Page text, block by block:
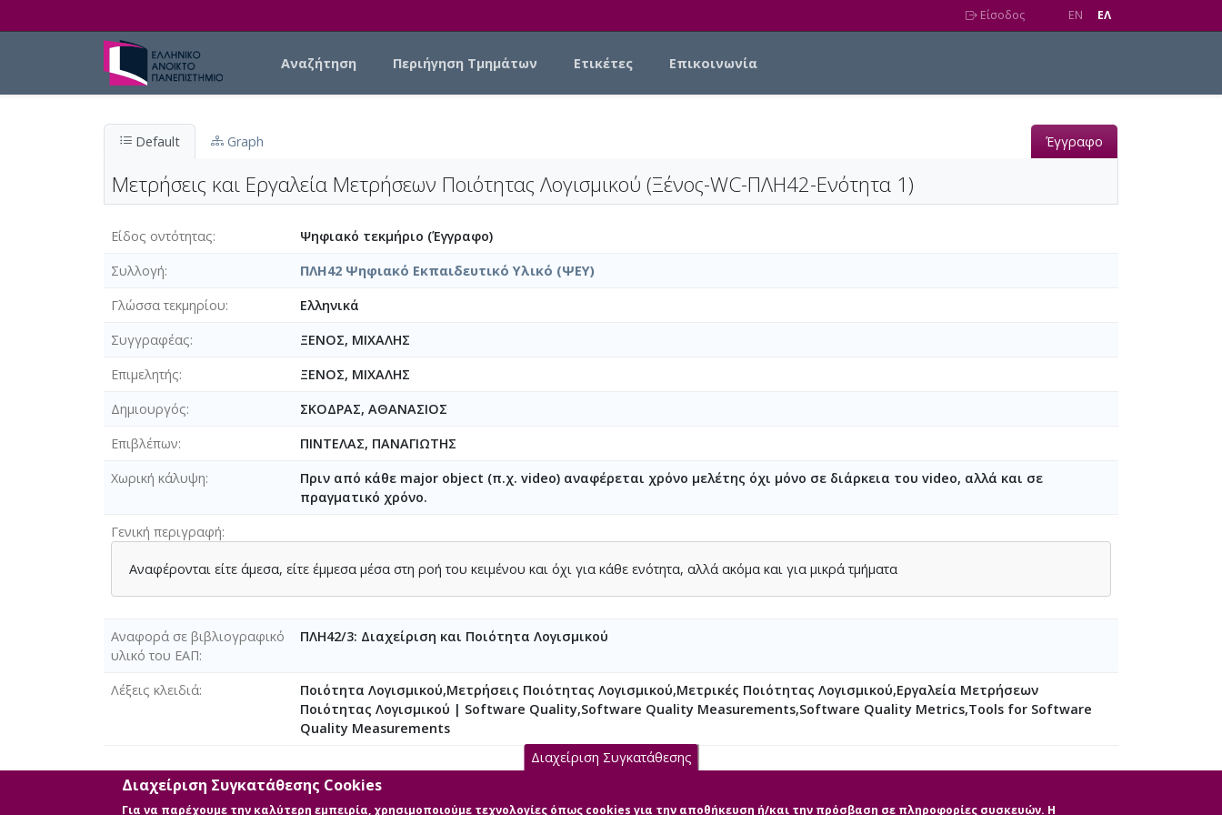
Είσοδος EN EΛ
Αναζήτηση Περιήγηση Τμημάτων Ετικέτες Επικοινωνία
Default Graph Έγγραφο
Μετρήσεις και Εργαλεία Μετρήσεων Ποιότητας Λογισμικού (Ξένος-WC-ΠΛΗ42-Ενότητα 1)
Είδος οντότητας
Ψηφιακό τεκμήριο (Έγγραφο)
Συλλογή
ΠΛΗ42 Ψηφιακό Εκπαιδευτικό Υλικό (ΨΕΥ)
Γλώσσα τεκμηρίου
Ελληνικά
Συγγραφέας
ΞΕΝΟΣ, ΜΙΧΑΛΗΣ
Επιμελητής
ΞΕΝΟΣ, ΜΙΧΑΛΗΣ
Δημιουργός
ΣΚΟΔΡΑΣ, ΑΘΑΝΑΣΙΟΣ
Επιβλέπων
ΠΙΝΤΕΛΑΣ, ΠΑΝΑΓΙΩΤΗΣ
Χωρική κάλυψη
Πριν από κάθε major object (π.χ. video) αναφέρεται χρόνο μελέτης όχι μόνο σε διάρκεια του video, αλλά και σε
πραγματικό χρόνο.
Γενική περιγραφή
Αναφέρονται είτε άμεσα, είτε έμμεσα μέσα στη ροή του κειμένου και όχι για κάθε ενότητα, αλλά ακόμα και για μικρά τμήματα
Αναφορά σε βιβλιογραφικό
υλικό του ΕΑΠ
ΠΛΗ42/3: Διαχείριση και Ποιότητα Λογισμικού
Λέξεις κλειδιά
Ποιότητα Λογισμικού,Μετρήσεις Ποιότητας Λογισμικού,Μετρικές Ποιότητας Λογισμικού,Εργαλεία Μετρήσεων
Ποιότητας Λογισμικού | Software Quality,Software Quality Measurements,Software Quality Metrics,Tools for Software
Quality Measurements
Διαθέσιμα ψηφιακά αρχεία
Διαχείριση Συγκατάθεσης
Διαχείριση Συγκατάθεσης Cookies
Για να παρέχουμε την καλύτερη εμπειρία, χρησιμοποιούμε τεχνολογίες όπως cookies για την αποθήκευση ή/και την πρόσβαση σε πληροφορίες συσκευών. Η